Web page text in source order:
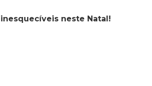
neste Natal!